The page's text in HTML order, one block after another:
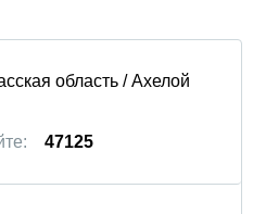
область / Ахелой
47125